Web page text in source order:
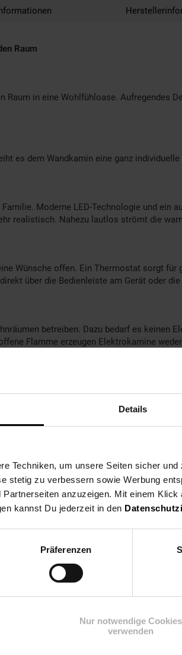
Details
Techniken, um unsere Seiten sicher
stetig zu verbessern sowie Werbung
anzuzeigen. Mit einem Klick
kannst Du jederzeit in den
Präferenzen
Nur notwendige Cookies
verwenden
Raum
Raum in eine Wohlfühloase. Aufregendes
es dem Wandkamin eine ganz
Moderne LED-Technologie und ein
realistisch. Nahezu lautlos strömt die
Wünsche offen. Ein Thermostat sorgt
über die Bedienleiste am Gerät oder
betreiben. Dazu bedarf es keinen
Flamme erzeugen Elektrokamine
von Ökostrom, CO2-neutrale
hochwertigen Wohnaccessoire.
und verfügen über entsprechende
ihrer Sicherheit bestätigt.
mit einer perfekt abgestimmten und
Die zugleich leistungsstarke und
Kamin: Der elektrische Kamin passt
perfekten Möbelstück
Plug & Play: Der
- Einfache Steuerung per Fernbedienung
Offene-Fenster-